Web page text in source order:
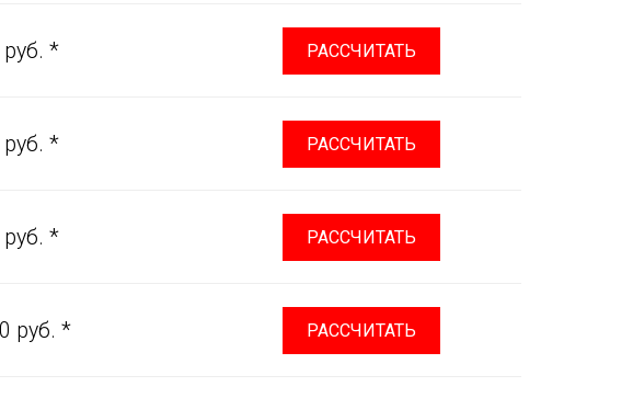
* РАССЧИТАТЬ
* РАССЧИТАТЬ
* РАССЧИТАТЬ
руб. * РАССЧИТАТЬ